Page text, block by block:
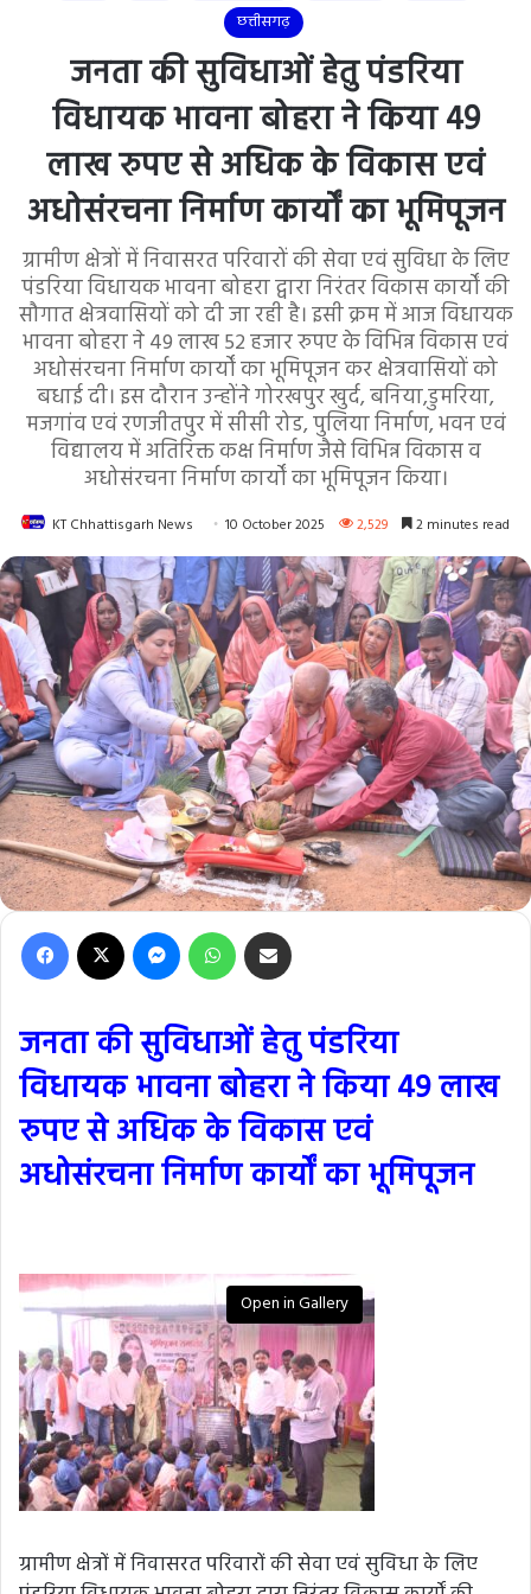
छत्तीसगढ़
जनता की सुविधाओं हेतु पंडरिया
विधायक भावना बोहरा ने किया 49
लाख रुपए से अधिक के विकास एवं
अधोसंरचना निर्माण कार्यों का भूमिपूजन
ग्रामीण क्षेत्रों में निवासरत परिवारों की सेवा एवं सुविधा के लिए
पंडरिया विधायक भावना बोहरा द्वारा निरंतर विकास कार्यों की
सौगात क्षेत्रवासियों को दी जा रही है। इसी क्रम में आज विधायक
भावना बोहरा ने 49 लाख 52 हजार रुपए के विभिन्न विकास एवं
अधोसंरचना निर्माण कार्यों का भूमिपूजन कर क्षेत्रवासियों को
बधाई दी। इस दौरान उन्होंने गोरखपुर खुर्द, बनिया,डुमरिया,
मजगांव एवं रणजीतपुर में सीसी रोड, पुलिया निर्माण, भवन एवं
विद्यालय में अतिरिक्त कक्ष निर्माण जैसे विभिन्न विकास व
अधोसंरचना निर्माण कार्यों का भूमिपूजन किया।
KT Chhattisgarh News 10 October 2025 2,529 2 minutes read
Facebook Messenger WhatsApp
जनता की सुविधाओं हेतु पंडरिया
विधायक भावना बोहरा ने किया 49 लाख
रुपए से अधिक के विकास एवं
अधोसंरचना निर्माण कार्यों का भूमिपूजन
Open in Gallery
ग्रामीण क्षेत्रों में निवासरत परिवारों की सेवा एवं सुविधा के लिए